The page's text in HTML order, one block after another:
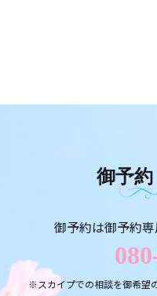
御予
御予約は御予約
※スカイプでの相談を御希望